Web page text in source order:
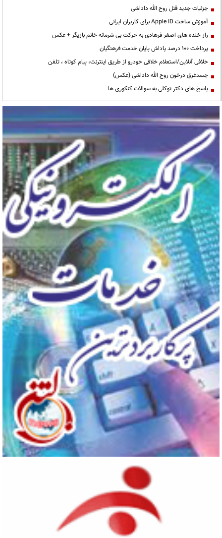
جزئیات جدید قتل روح الله داداشی
آموزش ساخت Apple ID برای کاربران ایرانی
راز خنده های اصغر فرهادی به حرکت بی شرمانه خانم بازیگر + عکس
پرداخت ۱۰۰ درصد پاداش پایان خدمت فرهنگیان
خلافی آنلاین/استعلام خلافی خودرو از طریق اینترنت، پیام کوتاه ، تلفن
جسدغرق درخون روح الله داداشی (عکس)
پاسخ های دکتر توکلی به سوالات کنکوری ها